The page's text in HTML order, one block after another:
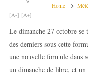
pilote
;-)
Home
[A-] [A+]
Le dimanche 27 octobre
des derniers sous cette
une nouvelle formule dans
un dimanche de libre, et